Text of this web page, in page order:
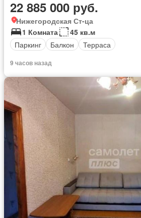
22 885 000 руб.
Нижегородская Ст-ца
1 Комната
45 кв.м
Паркинг
Балкон Терраса
9 часов назад